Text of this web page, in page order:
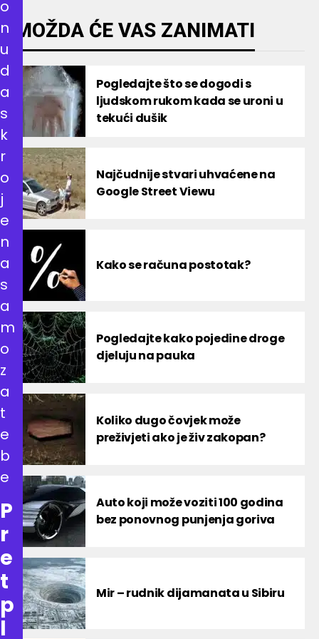
MOŽDA ĆE VAS ZANIMATI
Pogledajte što se dogodi s
ljudskom rukom kada se uroni u
tekući dušik
Najčudnije stvari uhvaćene na
Google Street Viewu
Kako se računa postotak?
Pogledajte kako pojedine droge
djeluju na pauka
Koliko dugo čovjek može
preživjeti ako je živ zakopan?
Auto koji može voziti 100 godina
bez ponovnog punjenja goriva
Mir – rudnik dijamanata u Sibiru
o
n
u
d
a
s
k
r
o
j
e
n
a
s
a
m
o
z
a
t
e
b
e
P
r
e
t
p
l